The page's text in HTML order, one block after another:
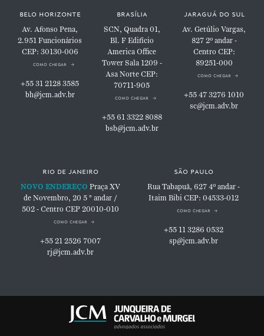
belo horizonte
Av. Afonso Pena,
2.951Funcionários
CEP: 30130-006
como chegar
+55 31 2128 3585
bh@jcm.adv.br
brasília
SCN, Quadra 01,
Bl. FEdifício
America Office
TowerSala 1209 -
Asa NorteCEP:
70711-905
como chegar
+55 61 3322 8088
bsb@jcm.adv.br
jaraguá do sul
Av. Getúlio Vargas,
8272º andar -
Centro CEP:
89251-000
como chegar
+55 47 3276 1010
sc@jcm.adv.br
rio de janeiro
NOVO ENDEREÇO Praça XV
de Novembro, 20 5 ° andar /
502 - Centro CEP 20010-010
como chegar
+55 21 2526 7007
rj@jcm.adv.br
são paulo
Rua Tabapuã, 6274º andar -
Itaim BibiCEP: 04533-012
como chegar
+55 11 3286 0532
sp@jcm.adv.br